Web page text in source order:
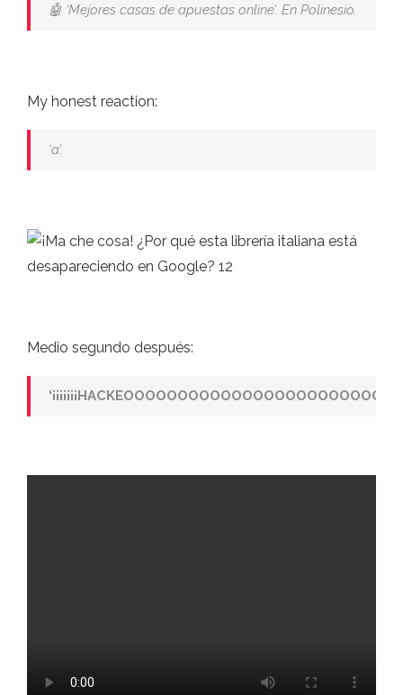
🤖 ‘Mejores casas de apuestas online’. En Polinesio.
My honest reaction:
‘a’.
Medio segundo después: